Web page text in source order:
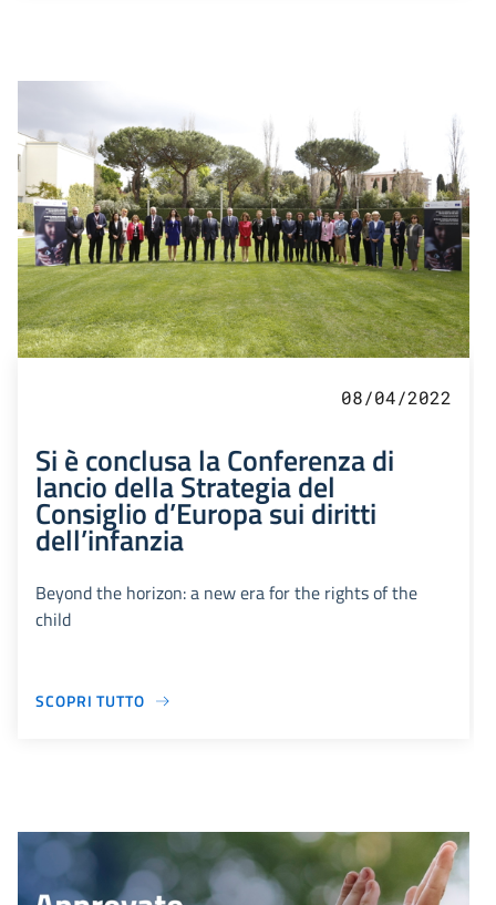
08/04/2022
Si è conclusa la Conferenza di
lancio della Strategia del
Consiglio d’Europa sui diritti
dell’infanzia
Beyond the horizon: a new era for the rights of the
child
SCOPRI TUTTO